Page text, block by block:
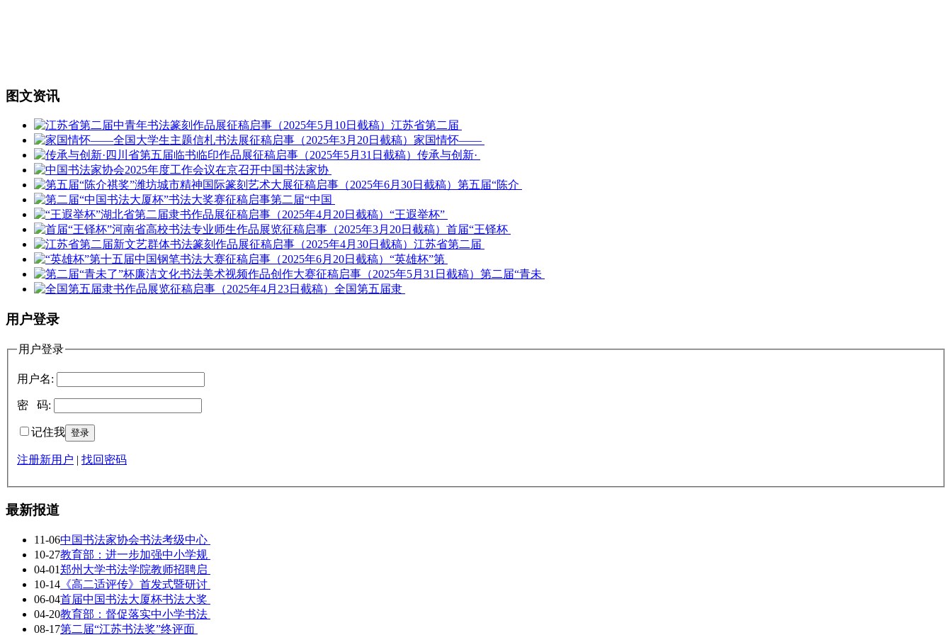
图文资讯
江苏省第二届
家国情怀——
传承与创新·
中国书法家协
第五届“陈介
第二届“中国
“王遐举杯”
首届“王铎杯
江苏省第二届
“英雄杯”第
第二届“青未
全国第五届隶
用户登录
用户登录
用户名:
密 码:
记住我
注册新用户 找回密码
最新报道
11-06中国书法家协会书法考级中心
10-27教育部：进一步加强中小学规
04-01郑州大学书法学院教师招聘启
10-14 《高二适评传》首发式暨研讨
06-04首届中国书法大厦杯书法大奖
04-20教育部：督促落实中小学书法
08-17第二届“江苏书法奖”终评面